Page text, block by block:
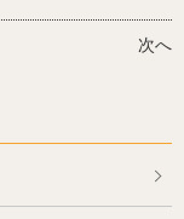
次へ